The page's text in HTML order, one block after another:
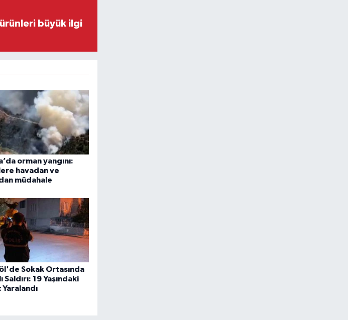
büyük ilgi
orman yangını:
havadan ve
müdahale
Sokak Ortasında
Saldırı: 19 Yaşındaki
Yaralandı